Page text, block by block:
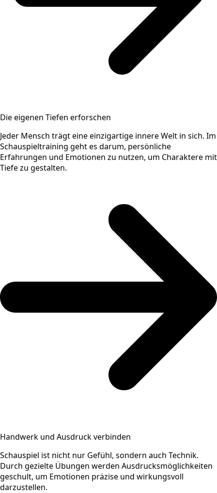
Die eigenen Tiefen erforschen
Jeder Mensch trägt eine einzigartige innere Welt in sich. Im
Schauspieltraining geht es darum, persönliche
Erfahrungen und Emotionen zu nutzen, um Charaktere mit
Tiefe zu gestalten.
Handwerk und Ausdruck verbinden
Schauspiel ist nicht nur Gefühl, sondern auch Technik.
Durch gezielte Übungen werden Ausdrucksmöglichkeiten
geschult, um Emotionen präzise und wirkungsvoll
darzustellen.